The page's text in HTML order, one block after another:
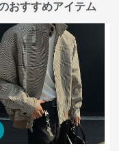
おすすめアイテム